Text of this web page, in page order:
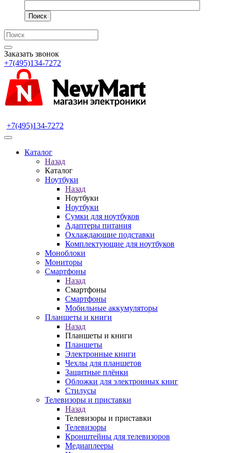
Поиск
Заказать звонок
+7(495)134-7272
+7(495)134-7272
Каталог
Назад
Каталог
Ноутбуки
Назад
Ноутбуки
Ноутбуки
Сумки для ноутбуков
Адаптеры питания
Охлаждающие подставки
Комплектующие для ноутбуков
Моноблоки
Мониторы
Смартфоны
Назад
Смартфоны
Смартфоны
Мобильные аккумуляторы
Планшеты и книги
Назад
Планшеты и книги
Планшеты
Электронные книги
Чехлы для планшетов
Защитные плёнки
Обложки для электронных книг
Стилусы
Телевизоры и приставки
Назад
Телевизоры и приставки
Телевизоры
Кронштейны для телевизоров
Медиаплееры